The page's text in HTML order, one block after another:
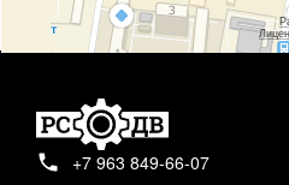
+7 963 849-66-07